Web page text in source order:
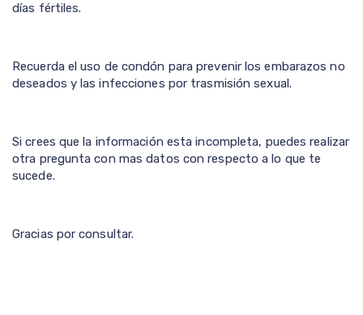
días fértiles.
Recuerda el uso de condón para prevenir los embarazos no
deseados y las infecciones por trasmisión sexual.
Si crees que la información esta incompleta, puedes realizar
otra pregunta con mas datos con respecto a lo que te
sucede.
Gracias por consultar.